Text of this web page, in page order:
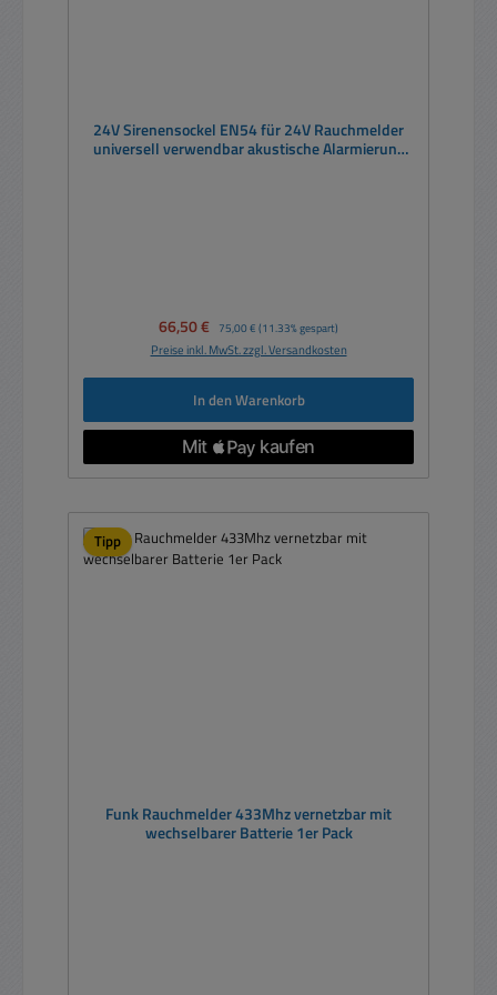
24V Sirenensockel EN54 für 24V Rauchmelder
universell verwendbar akustische Alarmierung
Verkaufspreis:
66,50 € Regulärer Preis:
75,00 € (11.33% gespart)
Preise inkl. MwSt. zzgl. Versandkosten
In den Warenkorb
Tipp
Funk Rauchmelder 433Mhz vernetzbar mit
wechselbarer Batterie 1er Pack